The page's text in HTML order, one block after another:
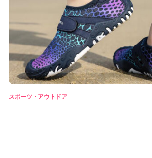
スポーツ・アウトドア